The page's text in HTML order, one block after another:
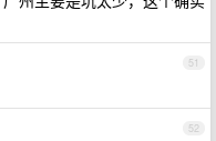
51
52